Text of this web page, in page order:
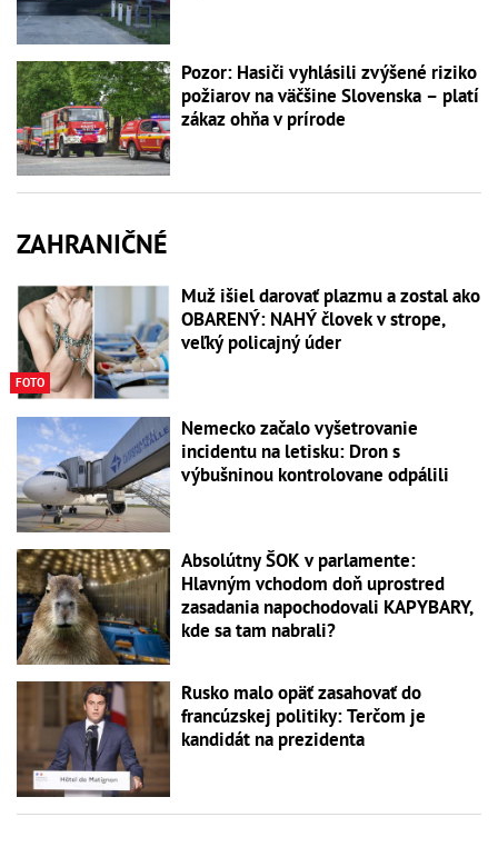
Pozor: Hasiči vyhlásili zvýšené riziko
požiarov na väčšine Slovenska – platí
zákaz ohňa v prírode
ZAHRANIČNÉ
FOTO
Muž išiel darovať plazmu a zostal ako
OBARENÝ: NAHÝ človek v strope,
veľký policajný úder
Nemecko začalo vyšetrovanie
incidentu na letisku: Dron s
výbušninou kontrolovane odpálili
Absolútny ŠOK v parlamente:
Hlavným vchodom doň uprostred
zasadania napochodovali KAPYBARY,
kde sa tam nabrali?
Rusko malo opäť zasahovať do
francúzskej politiky: Terčom je
kandidát na prezidenta